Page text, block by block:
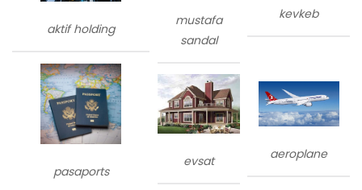
aktif holding
mustafa
sandal
kevkeb
pasaports
evsat aeroplane